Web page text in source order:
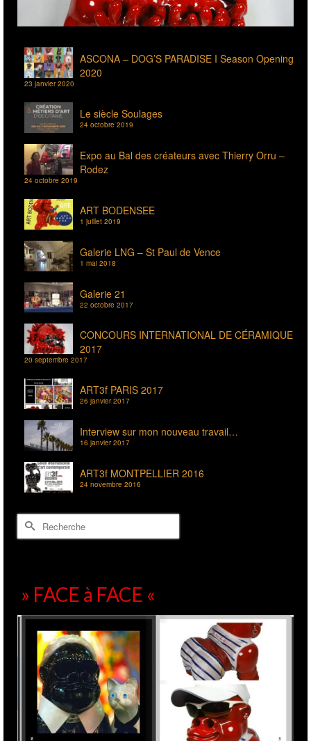
ASCONA – DOG’S PARADISE I Season Opening
2020
23 janvier 2020
Le siècle Soulages
24 octobre 2019
Expo au Bal des créateurs avec Thierry Orru –
Rodez
24 octobre 2019
ART BODENSEE
1 juillet 2019
Galerie LNG – St Paul de Vence
1 mai 2018
Galerie 21
22 octobre 2017
CONCOURS INTERNATIONAL DE CÉRAMIQUE
2017
20 septembre 2017
ART3f PARIS 2017
26 janvier 2017
Interview sur mon nouveau travail…
16 janvier 2017
ART3f MONTPELLIER 2016
24 novembre 2016
Rechercher :
» FACE à FACE «